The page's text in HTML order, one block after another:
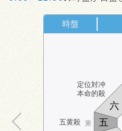
時盤
定位対冲
本命的殺
五黄殺 東
五
六